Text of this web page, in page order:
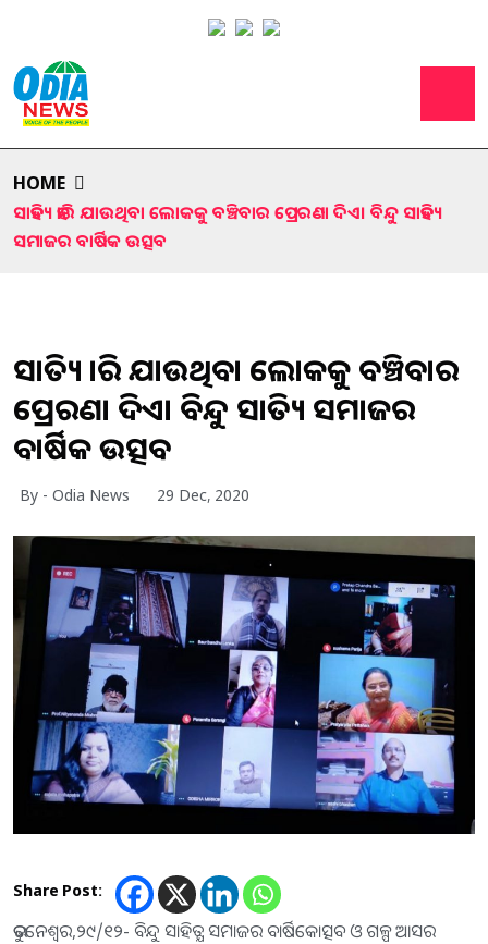
HOME
ସାହିତ୍ୟ ହାରି ଯାଉଥିବା ଲୋକକୁ ବଞ୍ଚିବାର ପ୍ରେରଣା ଦିଏ। ବିନ୍ଦୁ ସାହିତ୍ୟ
ସମାଜର ବାର୍ଷିକ ଉତ୍ସବ
ସାହିତ୍ୟ ହାରି ଯାଉଥିବା ଲୋକକୁ ବଞ୍ଚିବାର
ପ୍ରେରଣା ଦିଏ। ବିନ୍ଦୁ ସାହିତ୍ୟ ସମାଜର
ବାର୍ଷିକ ଉତ୍ସବ
By - Odia News 29 Dec, 2020
Share Post:
ଭୁବନେଶ୍ୱର,୨୯/୧୨- ବିନ୍ଦୁ ସାହିତ୍ଯ ସମାଜର ବାର୍ଷିକୋତ୍ସବ ଓ ଗଳ୍ପ ଆସର